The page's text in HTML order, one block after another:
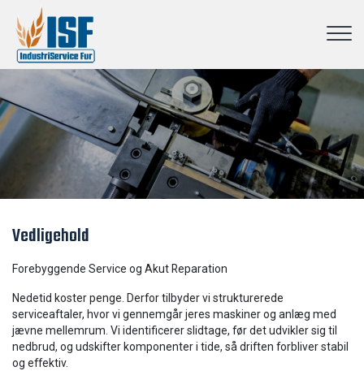
hovedindhold
Vedligehold
Forebyggende Service og Akut Reparation
Nedetid koster penge. Derfor tilbyder vi strukturerede
serviceaftaler, hvor vi gennemgår jeres maskiner og anlæg med
jævne mellemrum. Vi identificerer slidtage, før det udvikler sig til
nedbrud, og udskifter komponenter i tide, så driften forbliver stabil
og effektiv.